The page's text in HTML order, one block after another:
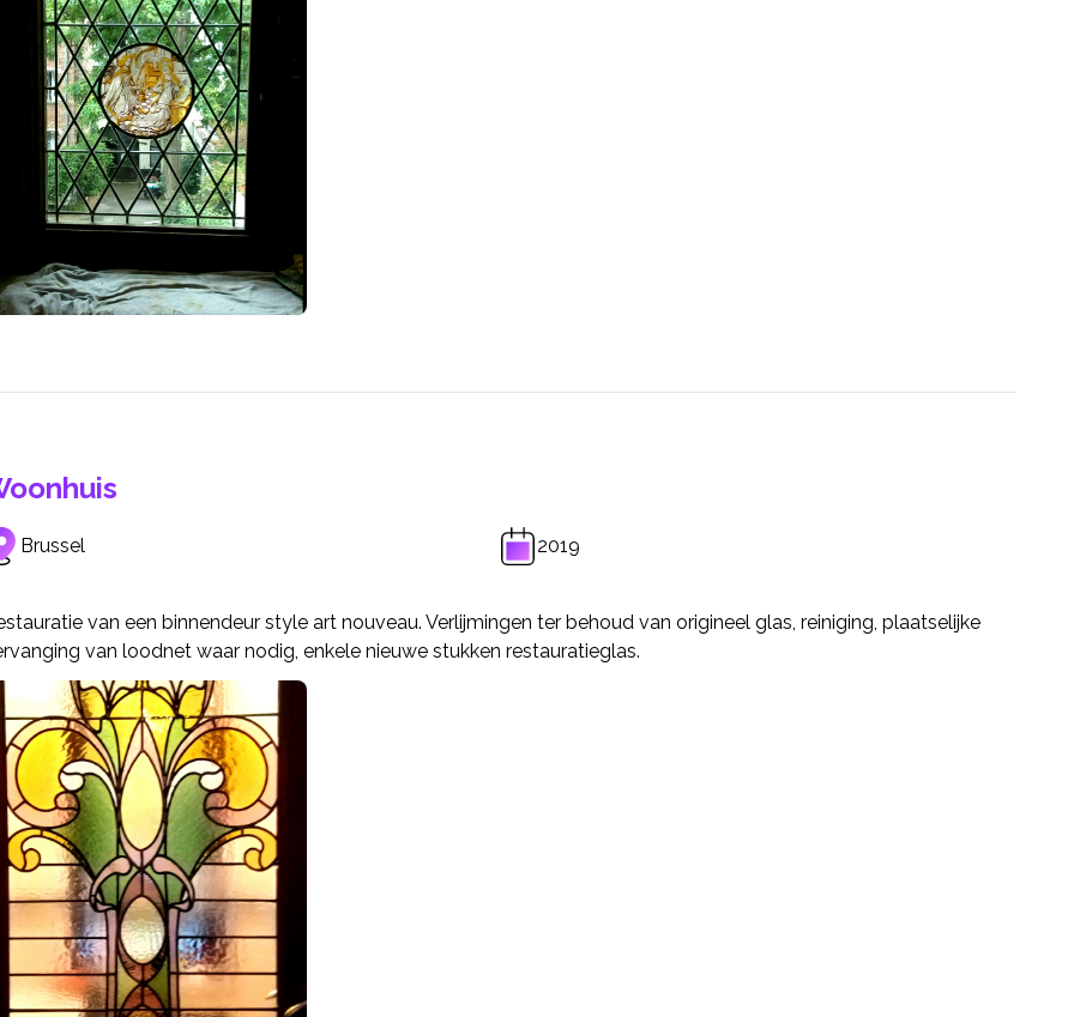
Brussel 2019
van een binnendeur style art nouveau. Verlijmingen ter behoud van origineel glas, reiniging, plaatselijke
van loodnet waar nodig, enkele nieuwe stukken restauratieglas.